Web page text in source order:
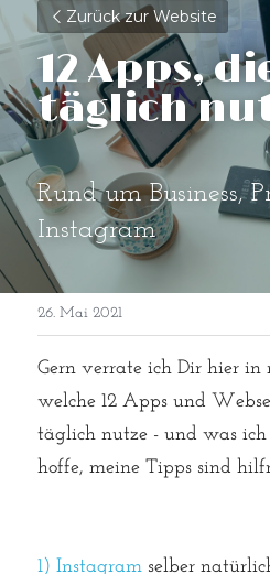
Zurück zur Website
12 Apps,
täglich
Rund um Business,
Instagram
26. Mai 2021
Gern verrate ich Dir hier
welche 12 Apps und
täglich nutze - und was
hoffe, meine Tipps sind
1) Instagram selber